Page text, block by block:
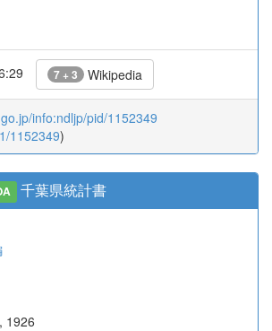
7 + 3 Wikipedia
info:ndljp/pid/1152349
1152349)
千葉県統計書
1926